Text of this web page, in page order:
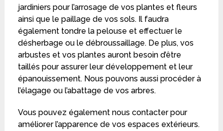
jardiniers pour l’arrosage de vos plantes et fleurs
ainsi que le paillage de vos sols. Il faudra
également tondre la pelouse et effectuer le
désherbage ou le débroussaillage. De plus, vos
arbustes et vos plantes auront besoin d’être
taillés pour assurer leur développement et leur
épanouissement. Nous pouvons aussi procéder à
l’élagage ou l’abattage de vos arbres.
Vous pouvez également nous contacter pour
améliorer l’apparence de vos espaces extérieurs.